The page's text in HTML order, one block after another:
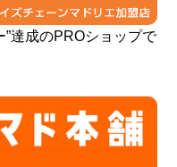
”達成のPROショップで